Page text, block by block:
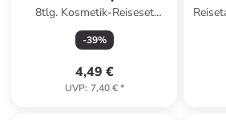
8tlg. Kosmetik-Reiseset
(Überraschungsprodukt)
-39%
4,49 €
UVP: 7,40 €*